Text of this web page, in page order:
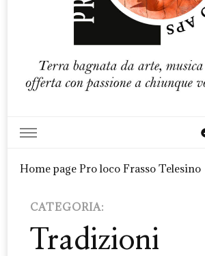
Home page Pro loco Frasso Telesino
CATEGORIA:
Tradizioni